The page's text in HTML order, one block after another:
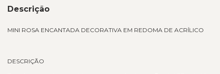
Descrição
MINI ROSA ENCANTADA DECORATIVA EM REDOMA DE ACRÍLICO
DESCRIÇÃO